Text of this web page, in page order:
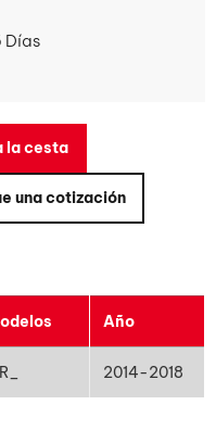
Días
la cesta
una cotización
Año
2014-2018